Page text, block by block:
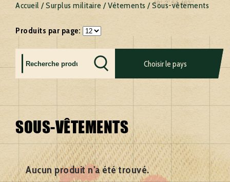
Accueil /Surplus militaire /Vêtements / Sous-vêtements
SOUS-VÊTEMENTS
Produits par page:
Choisir le pays
Belgique
Bulgarie
Corée du
sud
Croatie
Danemark
France
Hongrie
Italie
Norvège
Pologne
République
Royaume
Russie
Serbie
Slovaquie
Suède
Suisse
Canada
Aucun produit n'a été trouvé.